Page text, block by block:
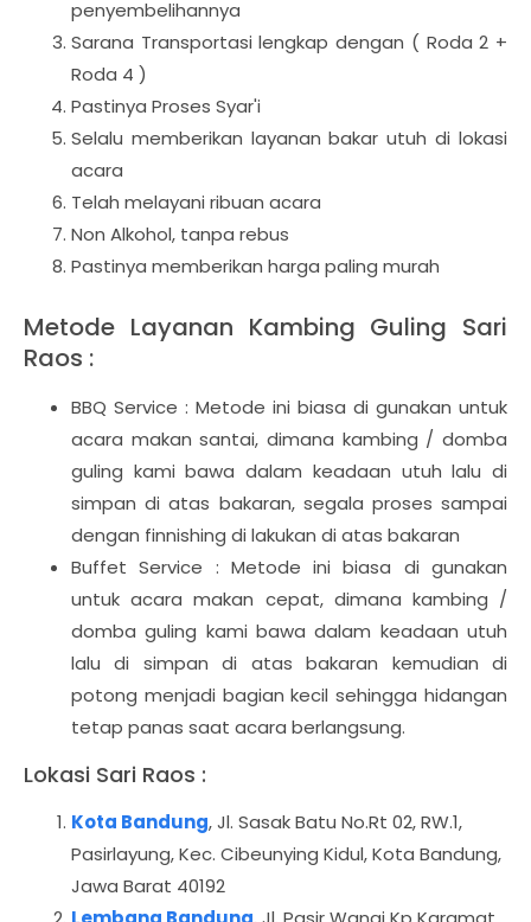
penyembelihannya
Sarana Transportasi lengkap dengan ( Roda 2 +
Roda 4 )
Pastinya Proses Syar'i
Selalu memberikan layanan bakar utuh di lokasi
acara
Telah melayani ribuan acara
Non Alkohol, tanpa rebus
Pastinya memberikan harga paling murah
Metode Layanan Kambing Guling Sari
Raos :
BBQ Service : Metode ini biasa di gunakan untuk
acara makan santai, dimana kambing / domba
guling kami bawa dalam keadaan utuh lalu di
simpan di atas bakaran, segala proses sampai
dengan finnishing di lakukan di atas bakaran
Buffet Service : Metode ini biasa di gunakan
untuk acara makan cepat, dimana kambing /
domba guling kami bawa dalam keadaan utuh
lalu di simpan di atas bakaran kemudian di
potong menjadi bagian kecil sehingga hidangan
tetap panas saat acara berlangsung.
Lokasi Sari Raos :
Kota Bandung, Jl. Sasak Batu No.Rt 02, RW.1,
Pasirlayung, Kec. Cibeunying Kidul, Kota Bandung,
Jawa Barat 40192